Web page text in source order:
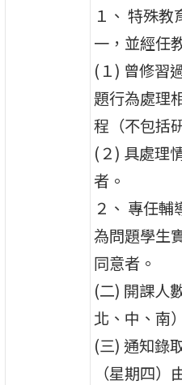
１、 特殊
一，並經任
(１) 曾修習
題行為處理
程（不包括
(２) 具處理
者。
２、 專任
為問題學生
同意者。
(二) 開課人
北、中、南
(三) 通知錄
（星期四